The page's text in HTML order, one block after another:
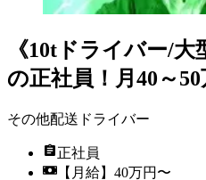
《10tドライバー/
の正社員！月40～
その他配送ドライバー
正社員
【月給】40万円〜